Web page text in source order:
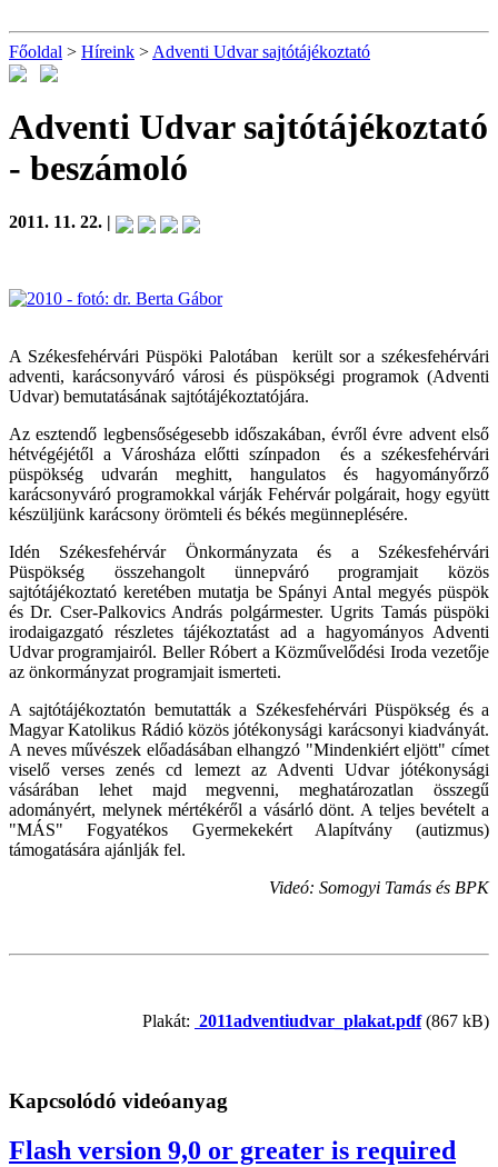
Főoldal > Híreink > Adventi Udvar sajtótájékoztató
Adventi Udvar sajtótájékoztató
- beszámoló
2011. 11. 22. |
A Székesfehérvári Püspöki Palotában került sor a székesfehérvári
adventi, karácsonyváró városi és püspökségi programok (Adventi
Udvar) bemutatásának sajtótájékoztatójára.
Az esztendő legbensőségesebb időszakában, évről évre advent első
hétvégéjétől a Városháza előtti színpadon és a székesfehérvári
püspökség udvarán meghitt, hangulatos és hagyományőrző
karácsonyváró programokkal várják Fehérvár polgárait, hogy együtt
készüljünk karácsony örömteli és békés megünneplésére.
Idén Székesfehérvár Önkormányzata és a Székesfehérvári
Püspökség összehangolt ünnepváró programjait közös
sajtótájékoztató keretében mutatja be Spányi Antal megyés püspök
és Dr. Cser-Palkovics András polgármester. Ugrits Tamás püspöki
irodaigazgató részletes tájékoztatást ad a hagyományos Adventi
Udvar programjairól. Beller Róbert a Közművelődési Iroda vezetője
az önkormányzat programjait ismerteti.
A sajtótájékoztatón bemutatták a Székesfehérvári Püspökség és a
Magyar Katolikus Rádió közös jótékonysági karácsonyi kiadványát.
A neves művészek előadásában elhangzó "Mindenkiért eljött" címet
viselő verses zenés cd lemezt az Adventi Udvar jótékonysági
vásárában lehet majd megvenni, meghatározatlan összegű
adományért, melynek mértékéről a vásárló dönt. A teljes bevételt a
"MÁS" Fogyatékos Gyermekekért Alapítvány (autizmus)
támogatására ajánlják fel.
Videó: Somogyi Tamás és BPK
Plakát: 2011adventiudvar_plakat.pdf(867 kB)
Kapcsolódó videóanyag
Flash version 9,0 or greater is required